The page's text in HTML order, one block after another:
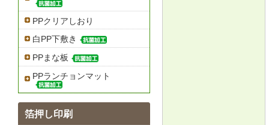
PPクリアしおり
白PP下敷き
PPまな板
PPランチョンマット
箔押し印刷